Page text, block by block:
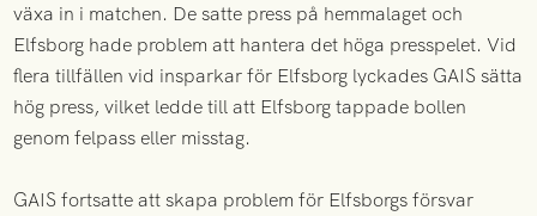
växa in i matchen. De satte press på hemmalaget och
Elfsborg hade problem att hantera det höga presspelet. Vid
flera tillfällen vid insparkar för Elfsborg lyckades GAIS sätta
hög press, vilket ledde till att Elfsborg tappade bollen
genom felpass eller misstag.
GAIS fortsatte att skapa problem för Elfsborgs försvar